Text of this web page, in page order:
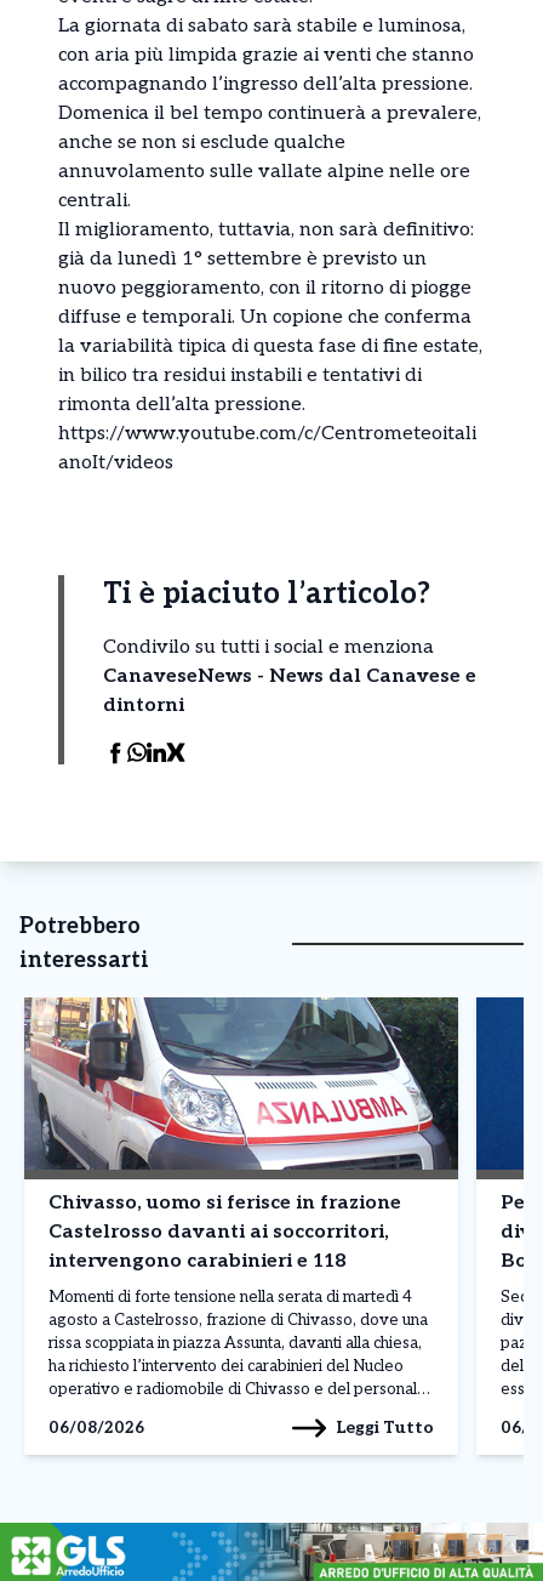
La giornata di sabato sarà stabile e luminosa,
con aria più limpida grazie ai venti che stanno
accompagnando l’ingresso dell’alta pressione.
Domenica il bel tempo continuerà a prevalere,
anche se non si esclude qualche
annuvolamento sulle vallate alpine nelle ore
centrali.
Il miglioramento, tuttavia, non sarà definitivo:
già da lunedì 1° settembre è previsto un
nuovo peggioramento, con il ritorno di piogge
diffuse e temporali. Un copione che conferma
la variabilità tipica di questa fase di fine estate,
in bilico tra residui instabili e tentativi di
rimonta dell’alta pressione.
https://www.youtube.com/c/Centrometeoitali
anoIt/videos
Ti è piaciuto l’articolo?
Condivilo su tutti i social e menziona
CanaveseNews - News dal Canavese e
dintorni
Potrebbero
interessarti
Chivasso, uomo si ferisce in frazione
Castelrosso davanti ai soccorritori,
intervengono carabinieri e 118
Momenti di forte tensione nella serata di martedì 4
agosto a Castelrosso, frazione di Chivasso, dove una
rissa scoppiata in piazza Assunta, davanti alla chiesa,
ha richiesto l’intervento dei carabinieri del Nucleo
operativo e radiomobile di Chivasso e del personale
centro dell’episodio vi sarebbe un uomo di […]
06/08/2026 Leggi Tutto
ha
06/